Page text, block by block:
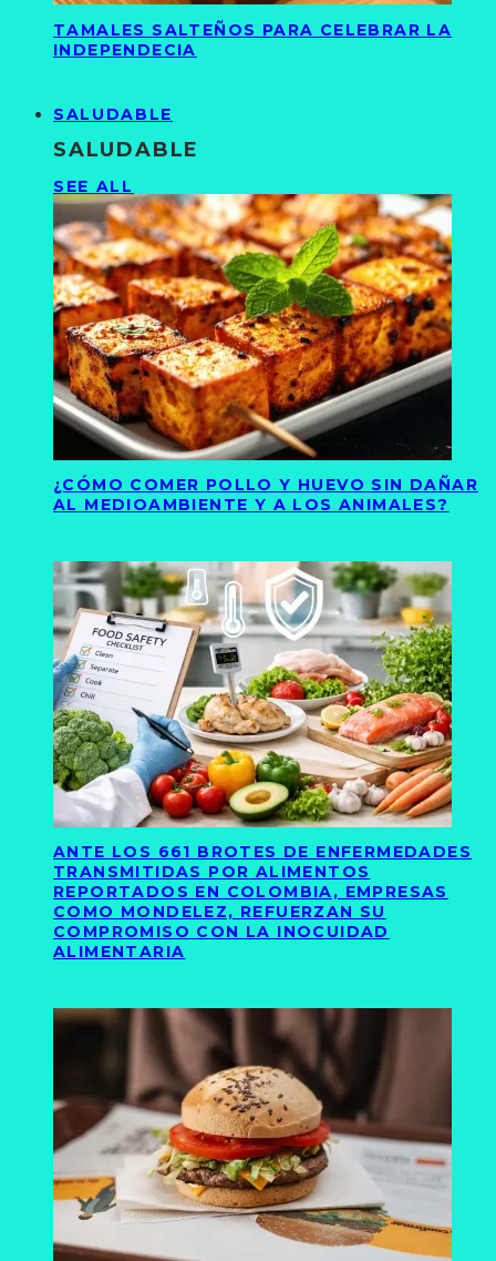
TAMALES SALTEÑOS PARA CELEBRAR LA
INDEPENDECIA
SALUDABLE
SALUDABLE
SEE ALL
¿CÓMO COMER POLLO Y HUEVO SIN DAÑAR
AL MEDIOAMBIENTE Y A LOS ANIMALES?
ANTE LOS 661 BROTES DE ENFERMEDADES
TRANSMITIDAS POR ALIMENTOS
REPORTADOS EN COLOMBIA, EMPRESAS
COMO MONDELEZ, REFUERZAN SU
COMPROMISO CON LA INOCUIDAD
ALIMENTARIA